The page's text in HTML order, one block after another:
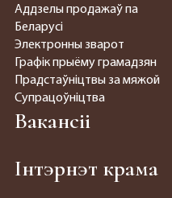
Аддзелы продажаў па
Беларусі
Электронны зварот
Графік прыёму грамадзян
Прадстаўніцтвы за мяжой
Супрацоўніцтва
Вакансіі
Інтэрнэт крама